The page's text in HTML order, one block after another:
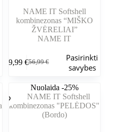
NAME IT Softshell
kombinezonas “MIŠKO
ŽVĖRELIAI”
NAME IT
56,99€
Pradinė
buvo:
56,99 €.
39,99 €Dabartinė
yra:
39,99 €.
Pasirinkti
savybes
produktas
variantus.
Variantus
galite
Nuolaida -25%